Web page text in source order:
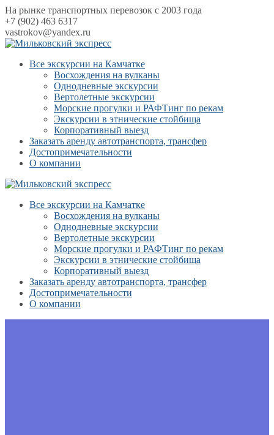
На рынке транспортных перевозок с 2003 года
+7 (902) 463 6317
vastrokov@yandex.ru
Все экскурсии на Камчатке
Восхождения на вулканы
Однодневные экскурсии
Вертолетные экскурсии
Морские прогулки и РАФТинг по рекам
Экскурсии в этнические стойбища
Корпоративный выезд
Заказать аренду автотранспорта, трансфер
Достопримечательности
О компании
Все экскурсии на Камчатке
Восхождения на вулканы
Однодневные экскурсии
Вертолетные экскурсии
Морские прогулки и РАФТинг по рекам
Экскурсии в этнические стойбища
Корпоративный выезд
Заказать аренду автотранспорта, трансфер
Достопримечательности
О компании